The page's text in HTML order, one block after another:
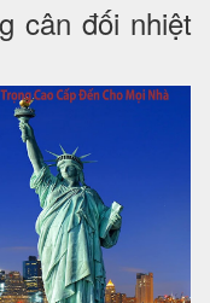
cân đối nhiệt